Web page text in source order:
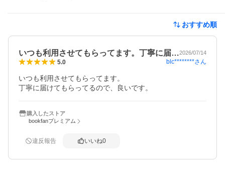
おすすめ順
いつも利用させてもらってます。丁寧に届…2026/07/14
5.0 blc********さん
いつも利用させてもらってます。
丁寧に届けてもらってるので、良いです。
購入したストア
bookfanプレミアム
違反報告 いいね0